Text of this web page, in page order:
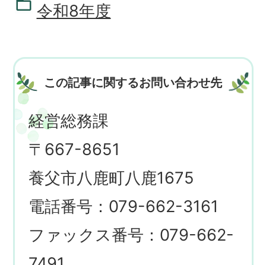
令和8年度
この記事に関するお問い合わせ先
経営総務課
〒667-8651
養父市八鹿町八鹿1675
電話番号：079-662-3161
ファックス番号：079-662-